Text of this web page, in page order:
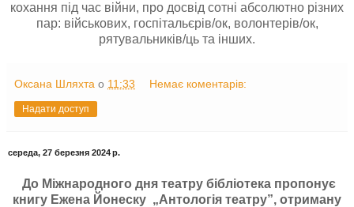
кохання під час війни, про досвід сотні абсолютно різних
пар: військових, госпітальєрів/ок, волонтерів/ок,
рятувальників/ць та інших.
Оксана Шляхта о 11:33 Немає коментарів:
Надати доступ
середа, 27 березня 2024 р.
До Міжнародного дня театру бібліотека пропонує
книгу Ежена Йонеску „Антологія театру”, отриману